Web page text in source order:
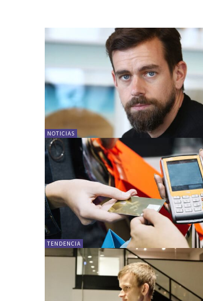
NOTICIAS
TENDENCIA